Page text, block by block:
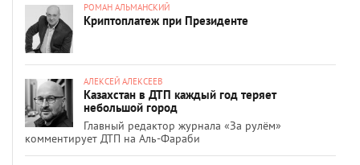
РОМАН АЛЬМАНСКИЙ
Криптоплатеж при Президенте
АЛЕКСЕЙ АЛЕКСЕЕВ
Казахстан в ДТП каждый год теряет
небольшой город
Главный редактор журнала «За рулём»
комментирует ДТП на Аль-Фараби